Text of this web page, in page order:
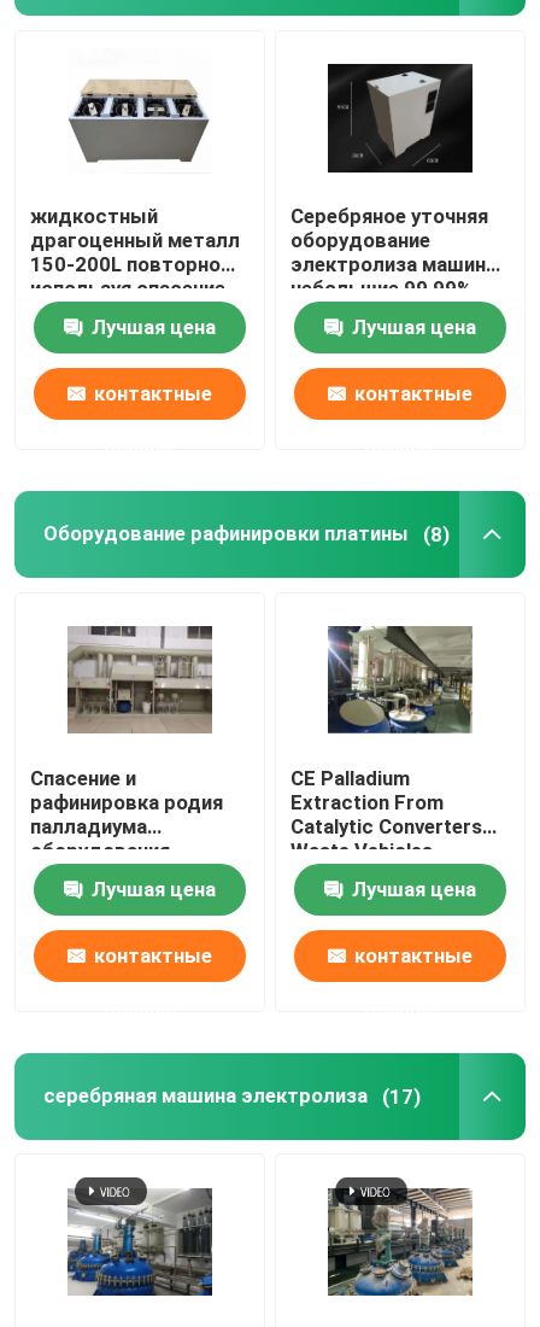
жидкостный
драгоценный металл
150-200L повторно
используя спасение
металла машины 99%
от отработанной
воды
Лучшая цена
контактные
Серебряное уточняя
оборудование
электролиза машины
небольшие 99,99%
легкое для того
чтобы привестись в
действие
доказательство
утечки
Лучшая цена
контактные
Оборудование рафинировки платины (8)
Спасение и
рафинировка родия
палладиума
оборудования
рафинировки платины
нефтехимической
промышленности
Лучшая цена
контактные
CE Palladium
Extraction From
Catalytic Converters
Waste Vehicles
Лучшая цена
контактные
серебряная машина электролиза (17)